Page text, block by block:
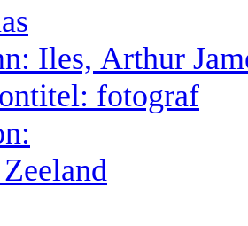
Iles, Arthur
fotograf